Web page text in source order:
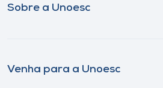
Sobre a Unoesc
Venha para a Unoesc